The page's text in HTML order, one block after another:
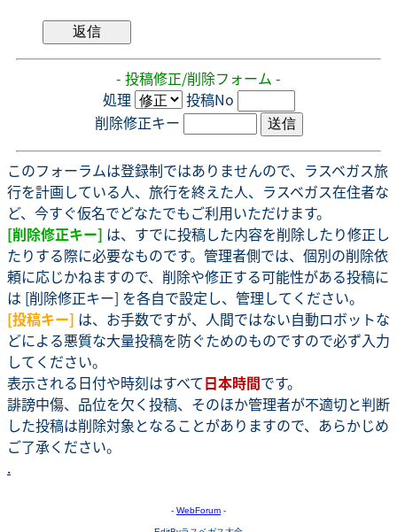
- 投稿修正/削除フォーム -
処理
投稿No
削除修正キー
このフォーラムは登録制ではありませんので、ラスベガス旅
行を計画している人、旅行を終えた人、ラスベガス在住者な
ど、今すぐ仮名でどなたでもご利用いただけます。
[削除修正キー] は、すでに投稿した内容を削除したり修正し
たりする際に必要なものです。管理者側では、個別の削除依
頼に応じかねますので、削除や修正する可能性がある投稿に
は [削除修正キー] を各自で設定し、管理してください。
[投稿キー] は、お手数ですが、人間ではない自動ロボットな
どによる悪質な大量投稿を防ぐためのものですので必ず入力
してください。
表示される日付や時刻はすべて日本時間です。
誹謗中傷、品位を欠く投稿、そのほか管理者が不適切と判断
した投稿は削除対象となることがありますので、あらかじめ
ご了承ください。
.
- WebForum -